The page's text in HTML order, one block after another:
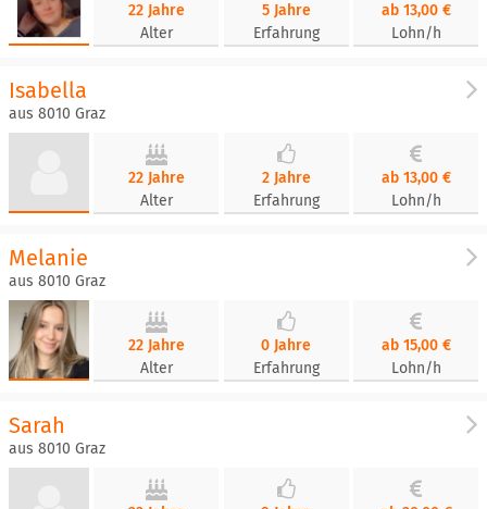
22 Jahre
Alter
5 Jahre
Erfahrung
ab 13,00 €
Lohn/h
Isabella
aus 8010 Graz
22 Jahre
Alter
2 Jahre
Erfahrung
ab 13,00 €
Lohn/h
Melanie
aus 8010 Graz
22 Jahre
Alter
0 Jahre
Erfahrung
ab 15,00 €
Lohn/h
Sarah
aus 8010 Graz